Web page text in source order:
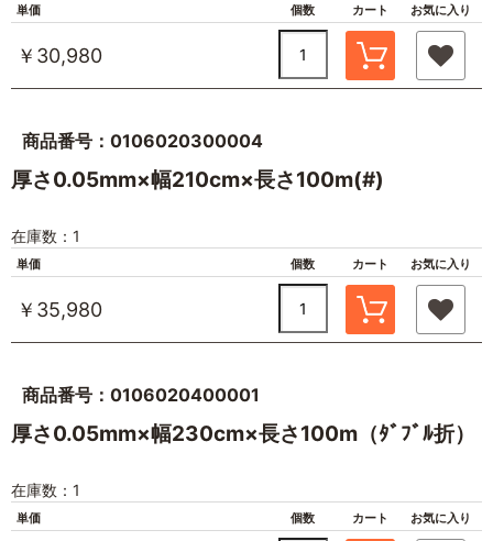
単価 個数 カート お気に入り
￥30,980
商品番号：0106020300004
厚さ0.05mm×幅210cm×長さ100m(#)
在庫数：1
単価 個数 カート お気に入り
￥35,980
商品番号：0106020400001
厚さ0.05mm×幅230cm×長さ100m（ﾀﾞﾌﾞﾙ折）
在庫数：1
単価 個数 カート お気に入り